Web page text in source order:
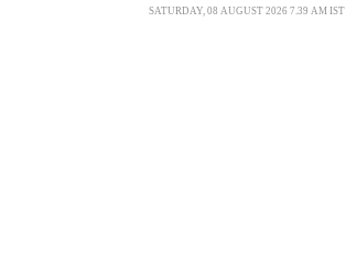
SATURDAY, 08 AUGUST 2026 7.39 AM IST